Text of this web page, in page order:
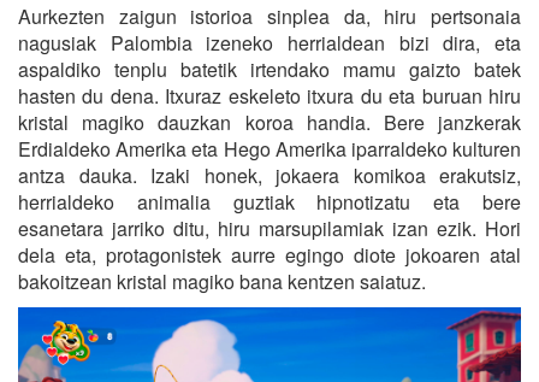
Aurkezten zaigun istorioa sinplea da, hiru pertsonaia
nagusiak Palombia izeneko herrialdean bizi dira, eta
aspaldiko tenplu batetik irtendako mamu gaizto batek
hasten du dena. Itxuraz eskeleto itxura du eta buruan hiru
kristal magiko dauzkan koroa handia. Bere janzkerak
Erdialdeko Amerika eta Hego Amerika iparraldeko kulturen
antza dauka. Izaki honek, jokaera komikoa erakutsiz,
herrialdeko animalia guztiak hipnotizatu eta bere
esanetara jarriko ditu, hiru marsupilamiak izan ezik. Hori
dela eta, protagonistek aurre egingo diote jokoaren atal
bakoitzean kristal magiko bana kentzen saiatuz.